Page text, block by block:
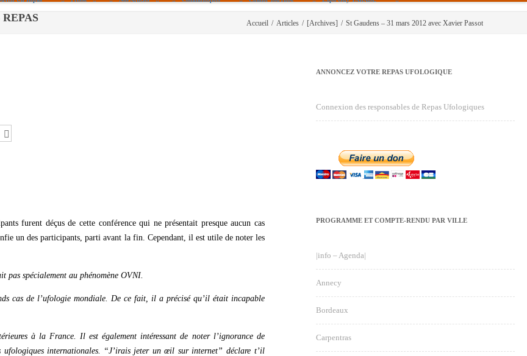
REPAS
Accueil / Articles / [Archives] / St Gaudens – 31 mars 2012 avec Xavier Passot
furent déçus de cette conférence qui ne présentait presque aucun cas
un des participants, parti avant la fin. Cependant, il est utile de noter les
pas spécialement au phénomène OVNI.
cas de l’ufologie mondiale. De ce fait, il a préciséqu’il était incapable
à la France. Il est également intéressant de noter l’ignorance de
ufologiques internationales. “J’irais jeter un œil sur internet” déclare t’il
ANNONCEZ VOTRE REPAS UFOLOGIQUE
Connexion des responsables de Repas Ufologiques
PROGRAMME ET COMPTE-RENDU PAR VILLE
|info – Agenda|
Annecy
Bordeaux
Carpentras